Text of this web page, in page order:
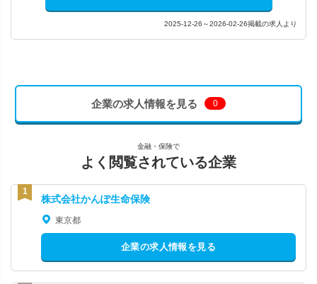
2025-12-26～2026-02-26掲載の求人より
企業の求人情報を見る 0
金融・保険で
よく閲覧されている企業
株式会社かんぽ生命保険
東京都
企業の求人情報を見る